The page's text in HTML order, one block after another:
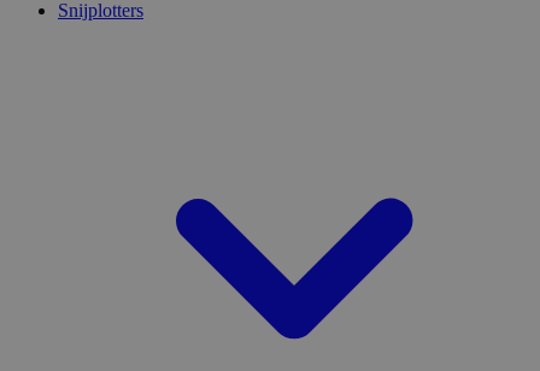
Snijplotters